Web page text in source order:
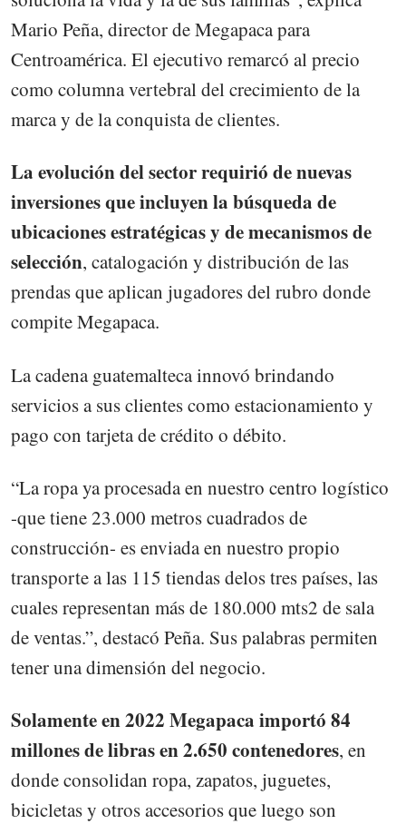
Mario Peña, director de Megapaca para
Centroamérica. El ejecutivo remarcó al precio
como columna vertebral del crecimiento de la
marca y de la conquista de clientes.
La evolución del sector requirió de nuevas
inversiones que incluyen la búsqueda de
ubicaciones estratégicas y de mecanismos de
selección, catalogación y distribución de las
prendas que aplican jugadores del rubro donde
compite Megapaca.
La cadena guatemalteca innovó brindando
servicios a sus clientes como estacionamiento y
pago con tarjeta de crédito o débito.
“La ropa ya procesada en nuestro centro logístico
-que tiene 23.000 metros cuadrados de
construcción- es enviada en nuestro propio
transporte a las 115 tiendas delos tres países, las
cuales representan más de 180.000 mts2 de sala
de ventas.”, destacó Peña. Sus palabras permiten
tener una dimensión del negocio.
Solamente en 2022 Megapaca importó 84
millones de libras en 2.650 contenedores, en
donde consolidan ropa, zapatos, juguetes,
bicicletas y otros accesorios que luego son